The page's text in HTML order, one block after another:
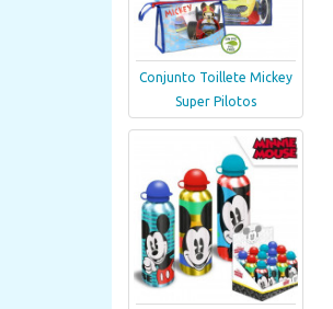
Conjunto Toillete Mickey
Super Pilotos